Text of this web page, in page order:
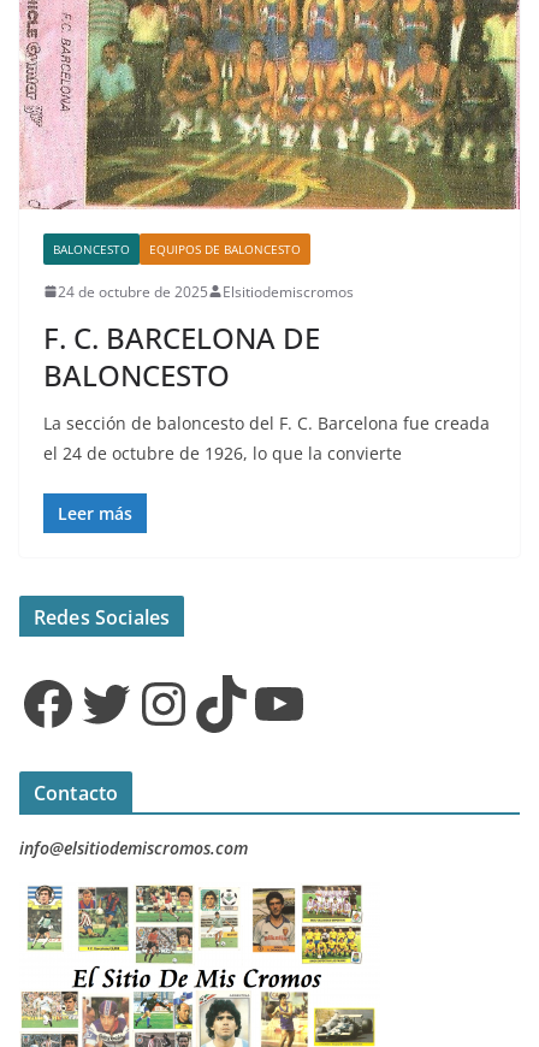
BALONCESTO EQUIPOS DE BALONCESTO
24 de octubre de 2025 Elsitiodemiscromos
F. C. BARCELONA DE
BALONCESTO
La sección de baloncesto del F. C. Barcelona fue creada
el 24 de octubre de 1926, lo que la convierte
Leer más
Redes Sociales
Facebook Twitter InstagramTikTok YouTube
Contacto
info@elsitiodemiscromos.com